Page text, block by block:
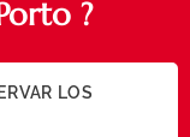
?
LOS